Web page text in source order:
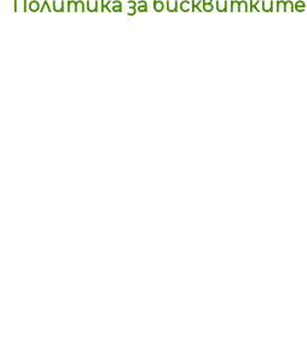
Политика за бисквитките